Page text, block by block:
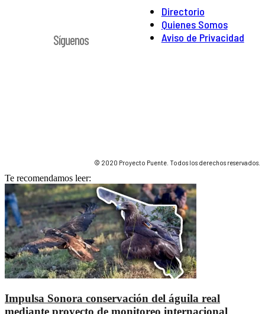
Directorio
Quienes Somos
Aviso de Privacidad
Síguenos
© 2020 Proyecto Puente. Todos los derechos reservados.
Te recomendamos leer:
Impulsa Sonora conservación del águila real
mediante proyecto de monitoreo internacional